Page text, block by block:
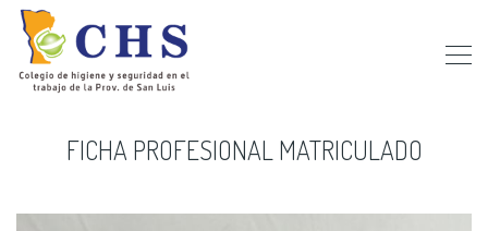
FICHA PROFESIONAL MATRICULADO